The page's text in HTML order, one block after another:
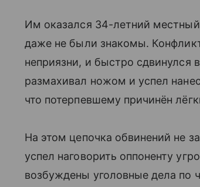
Им оказался 34-летний
даже не были знакомы.
неприязни, и быстро
размахивал ножом и успел
что потерпевшему причинён
На этом цепочка обвинений не
успел наговорить оппоненту
возбуждены уголовные дела по